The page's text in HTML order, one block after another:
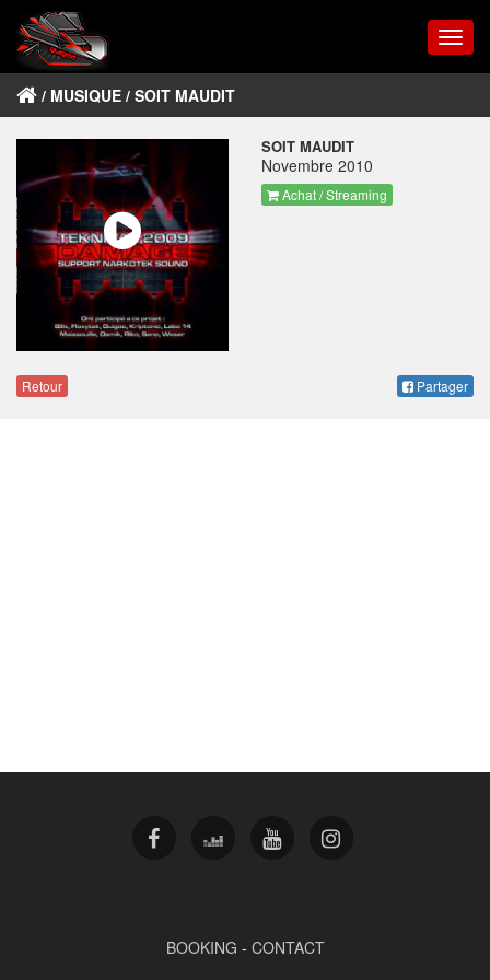
/ MUSIQUE / SOIT MAUDIT
SOIT MAUDIT
Novembre 2010
Achat / Streaming
Retour Partager
BOOKING - CONTACT